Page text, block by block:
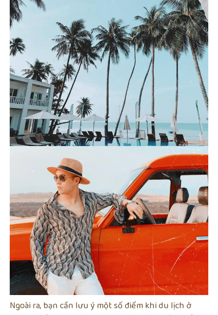
Ngoài ra, bạn cần lưu ý một số điểm khi du lịch ở